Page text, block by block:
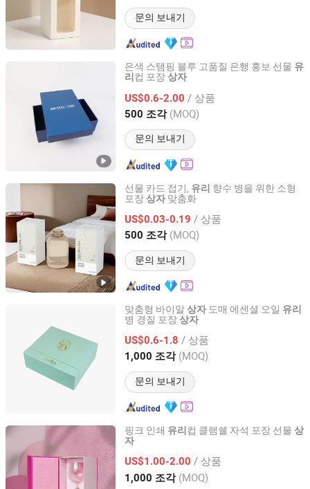
문의 보내기
은색 스탬핑 블루 고품질 은행 홍보 선물 유
리 컵 포장상자
US$0.6-2.00 / 상품
500 조각 (MOQ)
문의 보내기
Anhui Beauty Culture Development Co., Ltd.
Anhui, China 이후 2022
선물 카드 접기, 유리 향수 병을 위한 소형
포장상자 맞춤화
US$0.03-0.19 / 상품
500 조각 (MOQ)
문의 보내기
Xiamen Xingzhengyang Paper Products Co., Ltd.
Fujian, China 이후 2025
맞춤형 바이알상자 도매 에센셜 오일 유리
병 경질 포장상자
US$0.6-1.8 / 상품
1,000 조각 (MOQ)
문의 보내기
Xiamen Jingxiong Paper Products Co., Ltd.
Fujian, China 이후 2026
핑크 인쇄 유리 컵 클램쉘 자석 포장 선물 상
자
US$1.00-2.00 / 상품
1,000 조각 (MOQ)
Dongguan Bright Sea Industrial Co., Ltd.
Guangdong, China 이후 2014